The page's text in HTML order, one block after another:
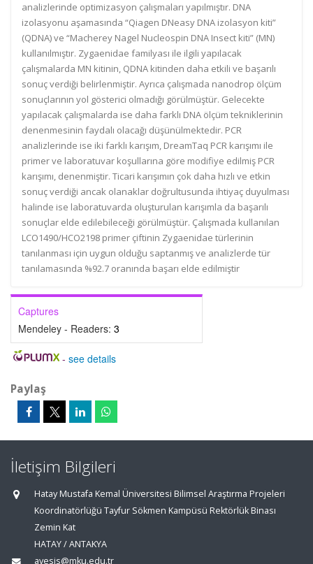
analizlerinde optimizasyon çalışmaları yapılmıştır. DNA
izolasyonu aşamasında “Qiagen DNeasy DNA izolasyon kiti”
(QDNA) ve “Macherey Nagel Nucleospin DNA Insect kiti” (MN)
kullanılmıştır. Zygaenidae familyası ile ilgili yapılacak
çalışmalarda MN kitinin, QDNA kitinden daha etkili ve başarılı
sonuç verdiği belirlenmiştir. Ayrıca çalışmada nanodrop ölçüm
sonuçlarının yol gösterici olmadığı görülmüştür. Gelecekte
yapılacak çalışmalarda ise daha farklı DNA ölçüm tekniklerinin
denenmesinin faydalı olacağı düşünülmektedir. PCR
analizlerinde ise iki farklı karışım, DreamTaq PCR karışımı ile
primer ve laboratuvar koşullarına göre modifiye edilmiş PCR
karışımı, denenmiştir. Ticari karışımın çok daha hızlı ve etkin
sonuç verdiği ancak olanaklar doğrultusunda ihtiyaç duyulması
halinde ise laboratuvarda oluşturulan karışımla da başarılı
sonuçlar elde edilebileceği görülmüştür. Çalışmada kullanılan
LCO1490/HCO2198 primer çiftinin Zygaenidae türlerinin
tanılanması için uygun olduğu saptanmış ve analizlerde tür
tanılamasında %92.7 oranında başarı elde edilmiştir
Captures
Mendeley - Readers: 3
- see details
Paylaş
İletişim Bilgileri
Hatay Mustafa Kemal Üniversitesi Bilimsel Araştırma Projeleri
Koordinatörlüğü Tayfur Sökmen Kampüsü Rektörlük Binası
Zemin Kat
HATAY / ANTAKYA
avesis@mku.edu.tr